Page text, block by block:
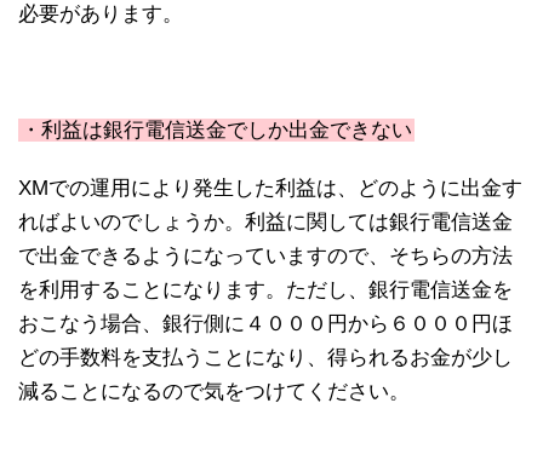
必要があります。
・利益は銀行電信送金でしか出金できない
XMでの運用により発生した利益は、どのように出金す
ればよいのでしょうか。利益に関しては銀行電信送金
で出金できるようになっていますので、そちらの方法
を利用することになります。ただし、銀行電信送金を
おこなう場合、銀行側に４０００円から６０００円ほ
どの手数料を支払うことになり、得られるお金が少し
減ることになるので気をつけてください。